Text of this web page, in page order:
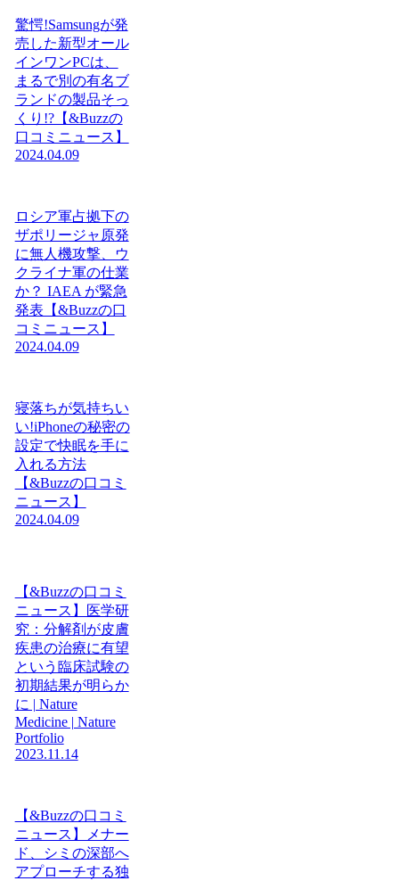
驚愕!Samsungが発
売した新型オール
インワンPCは、
まるで別の有名ブ
ランドの製品そっ
くり!?【&Buzzの
口コミニュース】
2024.04.09
ロシア軍占拠下の
ザポリージャ原発
に無人機攻撃、ウ
クライナ軍の仕業
か？ IAEA が緊急
発表【&Buzzの口
コミニュース】
2024.04.09
寝落ちが気持ちい
い!iPhoneの秘密の
設定で快眠を手に
入れる方法
【&Buzzの口コミ
ニュース】
2024.04.09
【&Buzzの口コミ
ニュース】医学研
究：分解剤が皮膚
疾患の治療に有望
という臨床試験の
初期結果が明らか
に | Nature
Medicine | Nature
Portfolio
2023.11.14
【&Buzzの口コミ
ニュース】メナー
ド、シミの深部へ
アプローチする独